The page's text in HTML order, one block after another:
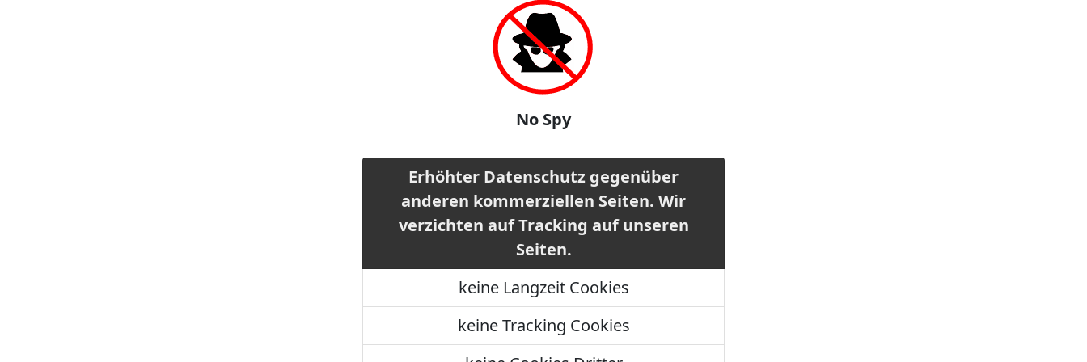
No Spy
Erhöhter Datenschutz gegenüber
anderen kommerziellen Seiten. Wir
verzichten auf Tracking auf unseren
Seiten.
keine Langzeit Cookies
keine Tracking Cookies